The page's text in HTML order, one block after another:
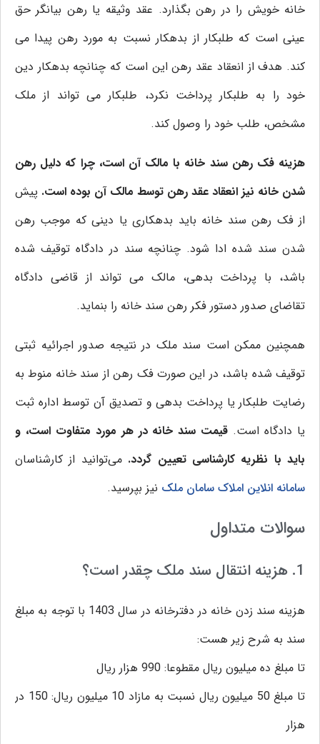
خانه خویش را در رهن بگذارد. عقد وثیقه یا رهن بیانگر حق
عینی است که طلبکار از بدهکار نسبت به مورد رهن پیدا می
کند. هدف از انعقاد عقد رهن این است که چنانچه بدهکار دین
خود را به طلبکار پرداخت نکرد، طلبکار می تواند از ملک
مشخص، طلب خود را وصول کند.
هزینه فک رهن سند خانه با مالک آن است، چرا که دلیل رهن
شدن خانه نیز انعقاد عقد رهن توسط مالک آن بوده است. پیش
از فک رهن سند خانه باید بدهکاری یا دینی که موجب رهن
شدن سند شده ادا شود. چنانچه سند در دادگاه توقیف شده
باشد، با پرداخت بدهی، مالک می تواند از قاضی دادگاه
تقاضای صدور دستور فکر رهن سند خانه را بنماید.
همچنین ممکن است سند ملک در نتیجه صدور اجرائیه ثبتی
توقیف شده باشد، در این صورت فک رهن از سند خانه منوط به
رضایت طلبکار یا پرداخت بدهی و تصدیق آن توسط اداره ثبت
یا دادگاه است. قیمت سند خانه در هر مورد متفاوت است، و
باید با نظریه کارشناسی تعیین گردد.می‌توانید از کارشناسان
سامانه انلاین املاک سامان ملک نیز بپرسید.
سوالات متداول
1. هزینه انتقال سند ملک چقدر است؟
هزینه سند زدن خانه در دفترخانه در سال 1403 با توجه به مبلغ
سند به شرح زیر هست:
تا مبلغ ده میلیون ریال مقطوعا: 990 هزار ریال
تا مبلغ 50 میلیون ریال نسبت به مازاد 10 میلیون ریال: 150 در
هزار